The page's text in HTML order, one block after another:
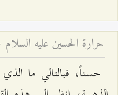
حسناً، فبالتالي ما